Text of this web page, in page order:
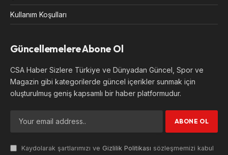
Kullanım Koşulları
Güncellemelere Abone Ol
CSA Haber Sizlere Türkiye ve Dünyadan Güncel, Spor ve
Magazin gibi kategorilerde güncel içerikler sunmak için
oluşturulmuş geniş kapsamlı bir haber platformudur.
Kaydolarak şartlarımızı ve Gizlilik Politikası sözleşmemizi kabul